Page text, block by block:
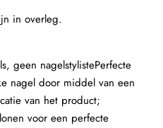
in overleg.
geen nagelstylistePerfecte
nagel door middel van een
van het product;
voor een perfecte